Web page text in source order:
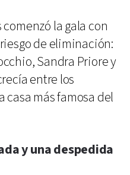
la gala con
de eliminación:
Sandra Priore y
entre los
casa más famosa del
y una despedida